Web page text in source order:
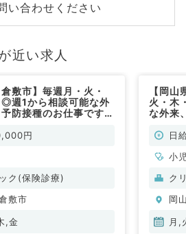
い合わせください
近い求人
倉敷市】毎週月・火・
週1から相談可能な外
防接種のお仕事です
円
ク(保険診療)
敷市
,金
【岡
火・木
な外来
日
小
ク
岡
月,